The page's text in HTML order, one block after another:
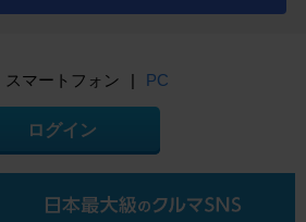
スマートフォン | PC
ログイン